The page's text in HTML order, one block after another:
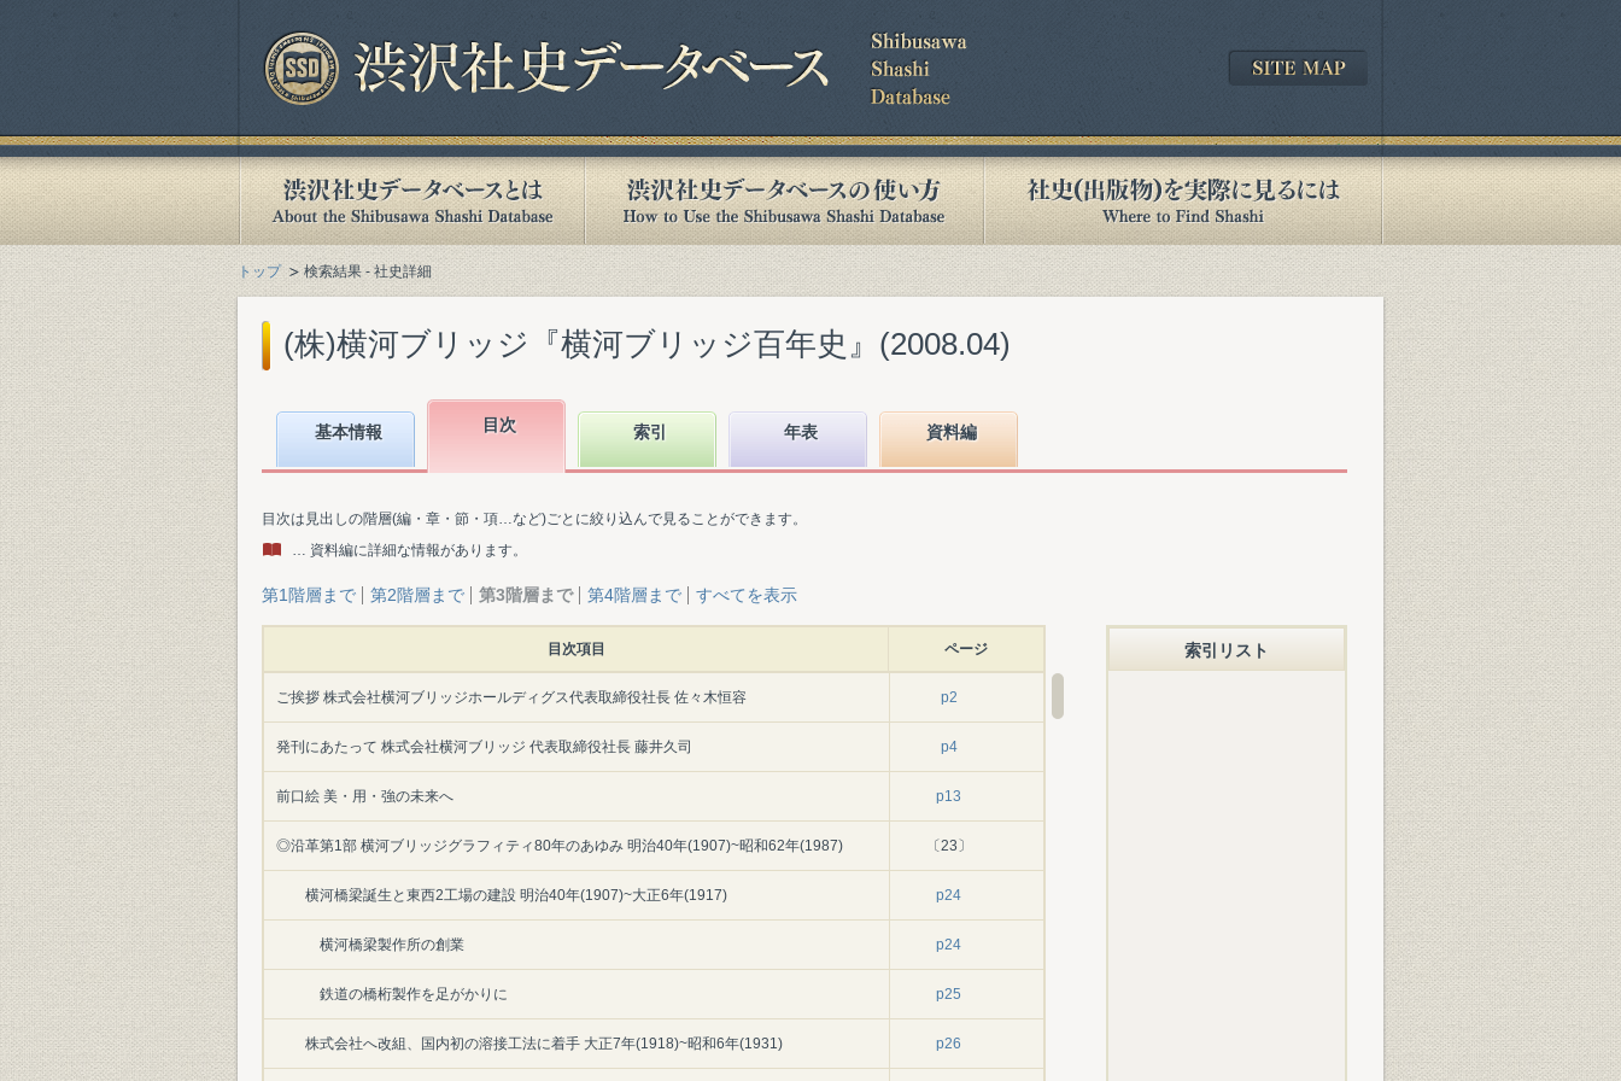
トップ 検索結果 - 社史詳細
(株)横河ブリッジ『横河ブリッジ百年史』(2008.04)
基本情報 目次 索引 年表 資料編
目次は見出しの階層(編・章・節・項…など)ごとに絞り込んで見ることができます。
… 資料編に詳細な情報があります。
第1階層まで 第2階層まで 第3階層まで 第4階層まで すべてを表示
目次項目 ページ
ご挨拶 株式会社横河ブリッジホールディグス代表取締役社長 佐々木恒容 p2
発刊にあたって 株式会社横河ブリッジ 代表取締役社長 藤井久司 p4
前口絵 美・用・強の未来へ p13
◎沿革第1部 横河ブリッジグラフィティ80年のあゆみ 明治40年(1907)~昭和62年(1987) 〔23〕
横河橋梁誕生と東西2工場の建設 明治40年(1907)~大正6年(1917) p24
横河橋梁製作所の創業 p24
鉄道の橋桁製作を足がかりに p25
株式会社へ改組、国内初の溶接工法に着手 大正7年(1918)~昭和6年(1931) p26
索引リスト